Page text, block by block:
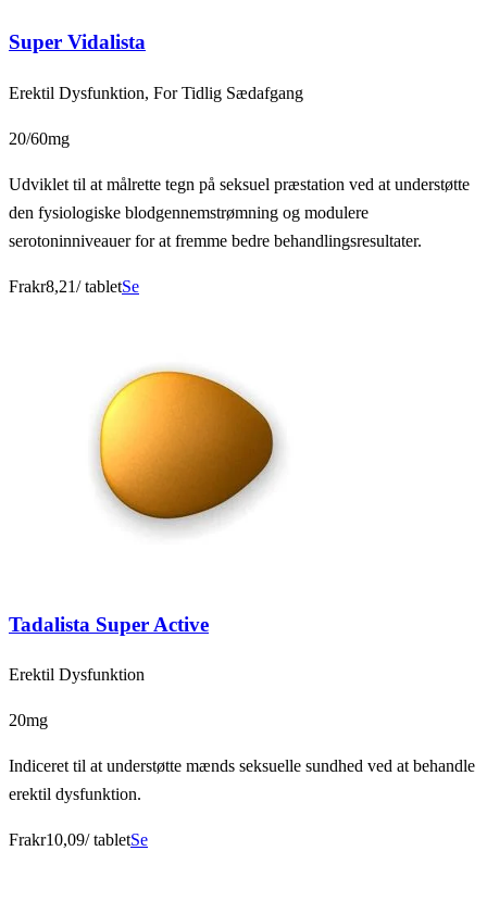
Super Vidalista
Erektil Dysfunktion, For Tidlig Sædafgang
20/60mg
Udviklet til at målrette tegn på seksuel præstation ved at understøtte
den fysiologiske blodgennemstrømning og modulere
serotoninniveauer for at fremme bedre behandlingsresultater.
Frakr8,21/ tabletSe
Tadalista Super Active
Erektil Dysfunktion
20mg
Indiceret til at understøtte mænds seksuelle sundhed ved at behandle
erektil dysfunktion.
Frakr10,09/ tabletSe